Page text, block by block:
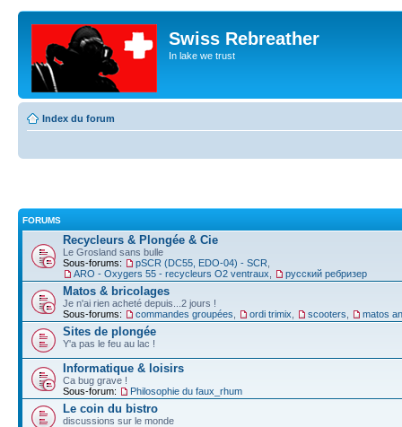
Swiss Rebreather
In lake we trust
Index du forum
FORUMS
Recycleurs & Plongée & Cie
Le Grosland sans bulle
Sous-forums:
pSCR (DC55, EDO-04) - SCR
ARO - Oxygers 55 - recycleurs O2 ventraux
русский ребризер
Matos & bricolages
Je n'ai rien acheté depuis...2 jours !
Sous-forums:
commandes groupées ordi trimix scooters matos
Sites de plongée
Y'a pas le feu au lac !
Informatique & loisirs
Ca bug grave !
Sous-forum:
Philosophie du faux_rhum
Le coin du bistro
discussions sur le monde